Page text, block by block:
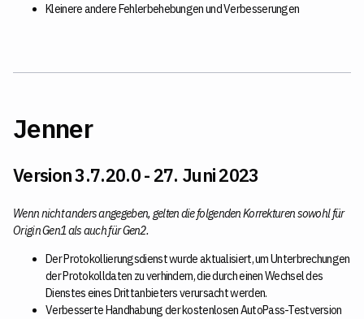
Kleinere andere Fehlerbehebungen und Verbesserungen
Jenner
Version 3.7.20.0 - 27. Juni 2023
Wenn nicht anders angegeben, gelten die folgenden Korrekturen sowohl für
Origin Gen1 als auch für Gen2.
Der Protokollierungsdienst wurde aktualisiert, um Unterbrechungen
der Protokolldaten zu verhindern, die durch einen Wechsel des
Dienstes eines Drittanbieters verursacht werden.
Verbesserte Handhabung der kostenlosen AutoPass-Testversion